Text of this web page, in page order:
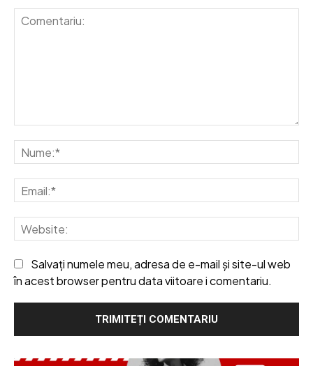
Salvați numele meu, adresa de e-mail și site-ul web
în acest browser pentru data viitoare i comentariu.